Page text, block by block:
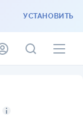
УСТАНОВИТЬ